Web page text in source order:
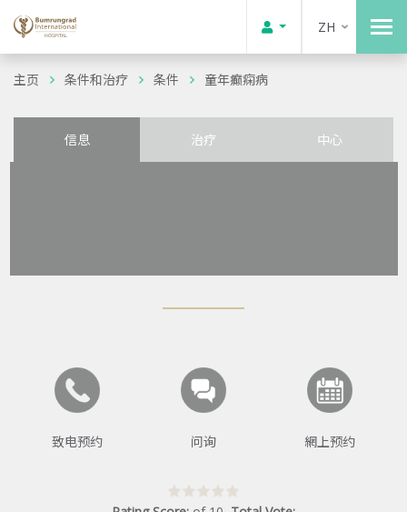
ZH
主页 条件和治疗 条件 童年癫痫病
信息 治疗 中心
致电预约 问询 網上预约